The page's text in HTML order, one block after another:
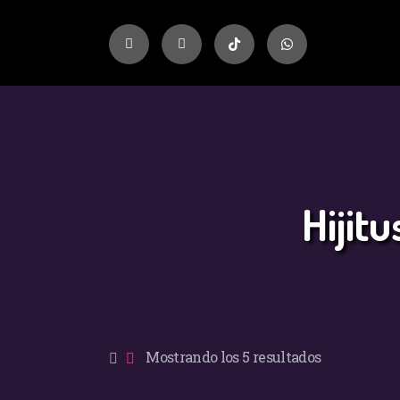
Mostrando los 5 resultados